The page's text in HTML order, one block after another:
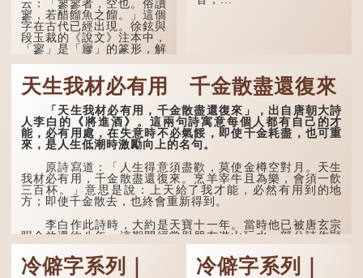
許多人對這上半句耳熟
能詳，但它其實還有下半句
——「不到黃河心不死」...
云：「寥寥者，空也。俗讀
寥，若醋餾魚之餾。」這個
字在古代已經出現。徐鉉與
段玉裁的《說文》注本中，
「寥」是「廫」的篆形，解
事，以「寥寥安期，虛質高
清」形容空虛無所事事。
天生我材必有用 千金散盡還復來
「天生我材必有用，千金散盡還復來」，出自唐朝大詩
人李白的《將進酒》。這兩句詩寓意每個人都有自己的才
能，必有用處，在失意時不必氣餒，即使千金耗盡，也可重
來，是人生低潮時激勵向上的名句。
原詩寫道：「人生得意須盡歡，莫使金樽空對月。天生
我材必有用，千金散盡還復來。烹羊宰牛且為樂，會須一飲
三百杯。」意思是說：上天給了我才能，必然有用到的地
方；即使千金散去，也終會重新得到。
李白作此詩時，大約是天寶十一年。當時他已被唐玄宗
賜金放還約八年，這期間經常與朋友遊山玩水，部分詩作顯
露出懷才...
冷僻字系列｜
冷僻字系列｜